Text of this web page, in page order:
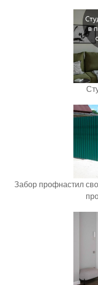
Забор профнастил